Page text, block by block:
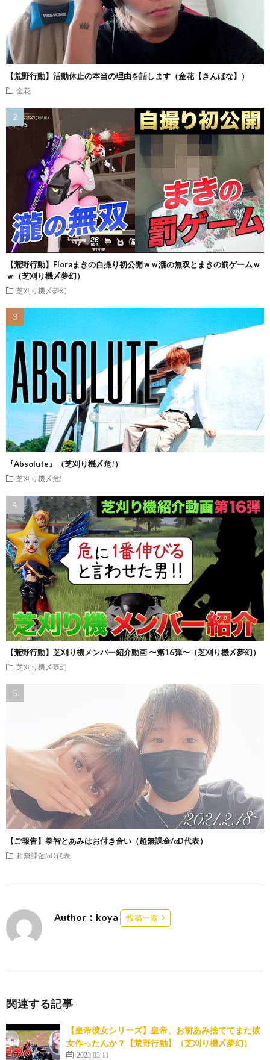
【荒野行動】活動休止の本当の理由を話します（金花【きんばな】）
金花
【荒野行動】Floraまきの自撮り初公開ｗｗ瀧の無双とまきの罰ゲームｗ
ｗ（芝刈り機〆夢幻）
芝刈り機〆夢幻
『Absolute』（芝刈り機〆危!）
芝刈り機〆危!
【荒野行動】芝刈り機メンバー紹介動画 〜第16弾〜（芝刈り機〆夢幻）
芝刈り機〆夢幻
【ご報告】拳智とあみはお付き合い（超無課金/αD代表）
超無課金/αD代表
Author：koya 投稿一覧
関連する記事
【皇帝彼女シリーズ】皇帝、お前あみ捨ててまた彼
女作ったんか？【荒野行動】（芝刈り機〆夢幻）
2023.03.11